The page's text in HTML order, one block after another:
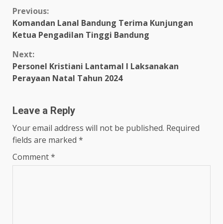
Continue
Reading
Previous:
Komandan Lanal Bandung Terima Kunjungan
Ketua Pengadilan Tinggi Bandung
Next:
Personel Kristiani Lantamal I Laksanakan
Perayaan Natal Tahun 2024
Leave a Reply
Your email address will not be published. Required
fields are marked *
Comment*